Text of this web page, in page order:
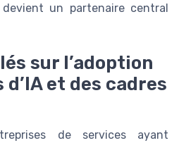
devient un partenaire central
sur l’adoption
et des cadres
de services ayant